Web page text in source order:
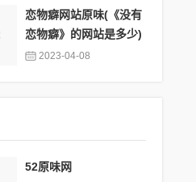
恋物癖网站原味(《没有
恋物癖》的网站是多少)
2023-04-08
52原味网